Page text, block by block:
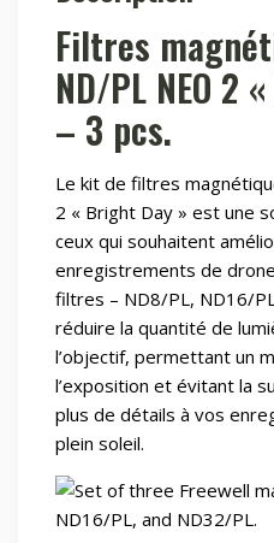
Filtres
ND/PL NEO 2
– 3 pcs.
Le kit de filtres
2 « Bright Day » est une
ceux qui souhaitent
enregistrements de
filtres – ND8/PL, ND16/
réduire la quantité de
l’objectif, permettant un
l’exposition et évitant la
plus de détails à vos
plein soleil.